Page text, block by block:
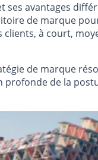
avantages
de marque
à court,
de marque
de la